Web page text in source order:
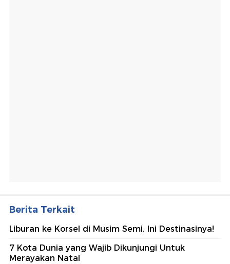
Berita Terkait
Liburan ke Korsel di Musim Semi, Ini Destinasinya!
7 Kota Dunia yang Wajib Dikunjungi Untuk
Merayakan Natal